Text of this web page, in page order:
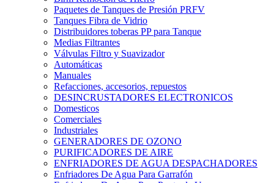
Paquetes de Tanques de Presión PRFV
Tanques Fibra de Vidrio
Distribuidores toberas PP para Tanque
Medias Filtrantes
Válvulas Filtro y Suavizador
Automáticas
Manuales
Refacciones, accesorios, repuestos
DESINCRUSTADORES ELECTRONICOS
Domesticos
Comerciales
Industriales
GENERADORES DE OZONO
PURIFICADORES DE AIRE
ENFRIADORES DE AGUA DESPACHADORES
Enfriadores De Agua Para Garrafón